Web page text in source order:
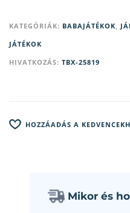
KATEGÓRIÁK: BABAJÁTÉKOK,
JÁTÉKOK
HIVATKOZÁS: TBX-25819
HOZZÁADÁS A
Mikor és